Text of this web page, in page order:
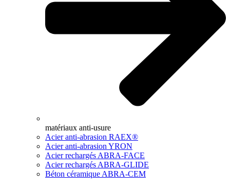
matériaux anti-usure
Acier anti-abrasion RAEX®
Acier anti-abrasion YRON
Acier rechargés ABRA-FACE
Acier rechargés ABRA-GLIDE
Béton céramique ABRA-CEM